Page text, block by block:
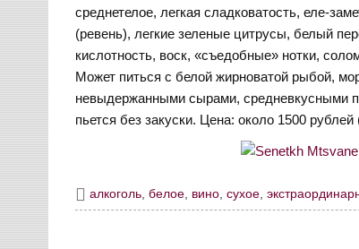
среднетелое, легкая сладковатость, еле-
(ревень), легкие зеленые цитрусы, белый
кислотность, воск, «съедобные» нотки,
Может питься с белой жирноватой рыбой,
невыдержанными сырами, средневкусными
пьется без закуски. Цена: около 1500
алкоголь ,белое вино ,сухое ,